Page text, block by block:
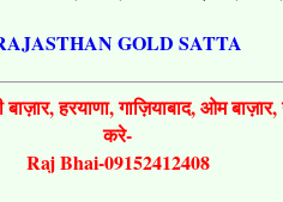
GOLD SATTA
हरयाणा, गाज़ियाबाद, ओम
करे-
Raj Bhai-09152412408